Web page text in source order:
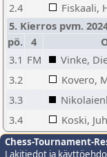
2.4
Fiskaali,
5. Kierros pvm.
pö. 4
3.1 FM Vinke,
3.2
Kovero,
3.3
3.4
Koski,
Chess-Tournament-
Lakitiedot ja